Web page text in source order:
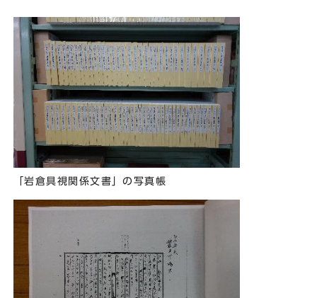
「岩倉具視関係文書」の写真帳